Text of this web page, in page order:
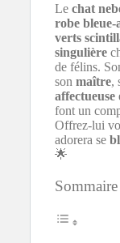
Le chat
robe bleue-
verts
singulière
de félins.
son maître,
affectueuse
font un
Offrez-lui
adorera se
🌟
Sommaire